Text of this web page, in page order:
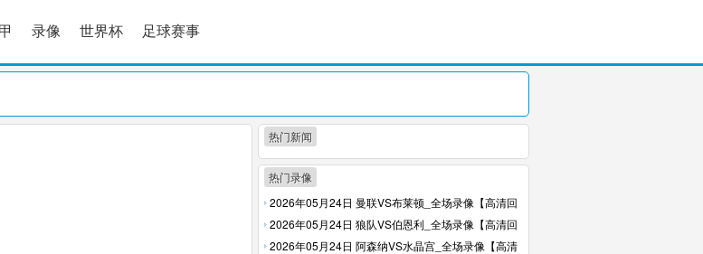
录像 世界杯 足球赛事
热门新闻
热门录像
2026年05月24日 曼联VS布莱顿_全场录像【高清回
放】
2026年05月24日 狼队VS伯恩利_全场录像【高清回
放】
2026年05月24日 阿森纳VS水晶宫_全场录像【高清